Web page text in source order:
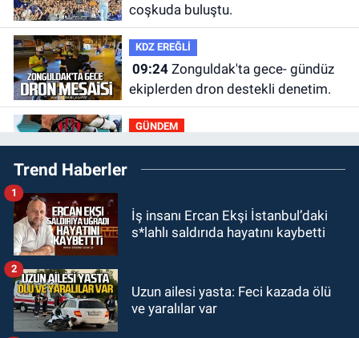
coşkuda buluştu.
KDZ EREĞLİ
09:24Zonguldak'ta gece- gündüz
ekiplerden dron destekli denetim.
GÜNDEM
23:55Devrek Belediyespor, (PGL)
sürecini resmi olarak tamamladı
GÜNDEM
23:19 İstanbul Park satışta!
23:05Kozlu Belediyespor'dan
3.Lig'e transfer oldu
Trend Haberler
İş insanı Ercan Ekşi İstanbul’daki
s*lahlı saldırıda hayatını kaybetti
1
Uzun ailesi yasta: Feci kazada ölü
ve yaralılar var
2